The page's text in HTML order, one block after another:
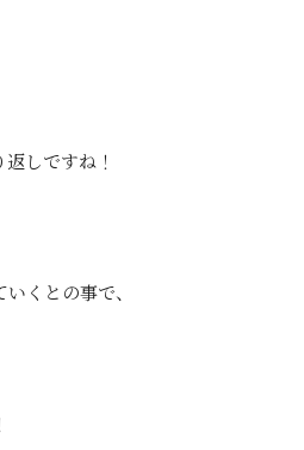
しですね！
くとの事で、